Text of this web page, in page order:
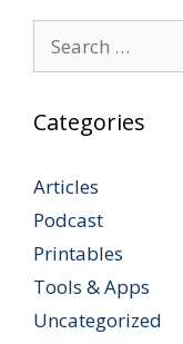
for:
Categories
Articles
Podcast
Printables
Tools & Apps
Uncategorized